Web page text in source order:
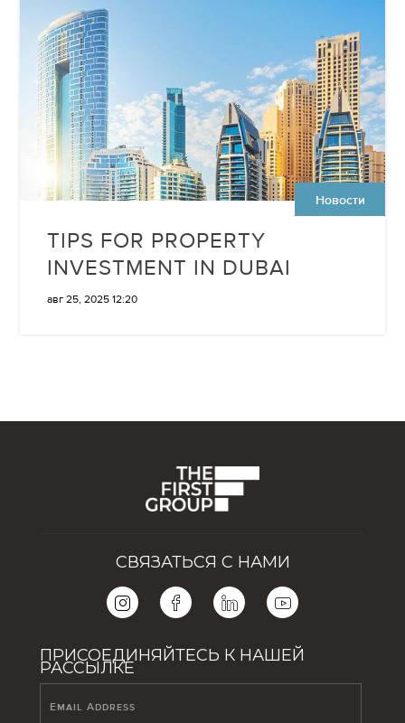
Новости
TIPS FOR PROPERTY
INVESTMENT IN DUBAI
авг 25, 2025 12:20
СВЯЗАТЬСЯ С НАМИ
ПРИСОЕДИНЯЙТЕСЬ К НАШЕЙ
РАССЫЛКЕ